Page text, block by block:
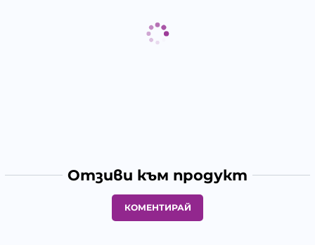
Отзиви към продукт
КОМЕНТИРАЙ